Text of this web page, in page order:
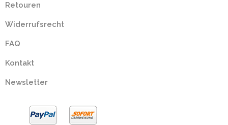
Retouren
Widerrufsrecht
FAQ
Kontakt
Newsletter